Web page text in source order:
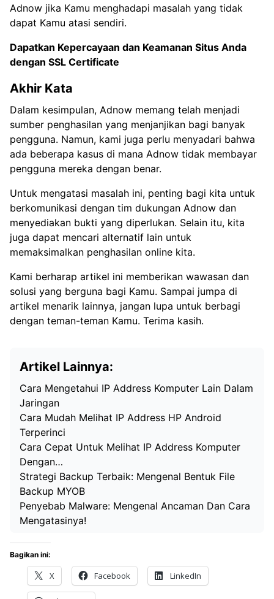
Adnow jika Kamu menghadapi masalah yang tidak
dapat Kamu atasi sendiri.
Dapatkan Kepercayaan dan Keamanan Situs Anda
dengan SSL Certificate
Akhir Kata
Dalam kesimpulan, Adnow memang telah menjadi
sumber penghasilan yang menjanjikan bagi banyak
pengguna. Namun, kami juga perlu menyadari bahwa
ada beberapa kasus di mana Adnow tidak membayar
pengguna mereka dengan benar.
Untuk mengatasi masalah ini, penting bagi kita untuk
berkomunikasi dengan tim dukungan Adnow dan
menyediakan bukti yang diperlukan. Selain itu, kita
juga dapat mencari alternatif lain untuk
memaksimalkan penghasilan online kita.
Kami berharap artikel ini memberikan wawasan dan
solusi yang berguna bagi Kamu. Sampai jumpa di
artikel menarik lainnya, jangan lupa untuk berbagi
dengan teman-teman Kamu. Terima kasih.
Artikel Lainnya:
Cara Mengetahui IP Address Komputer Lain Dalam
Jaringan
Cara Mudah Melihat IP Address HP Android
Terperinci
Cara Cepat Untuk Melihat IP Address Komputer
Dengan…
Strategi Backup Terbaik: Mengenal Bentuk File
Backup MYOB
Penyebab Malware: Mengenal Ancaman Dan Cara
Mengatasinya!
Bagikan ini:
X Facebook LinkedIn